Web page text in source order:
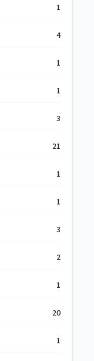
1
4
1
1
3
21
1
1
3
2
1
20
1